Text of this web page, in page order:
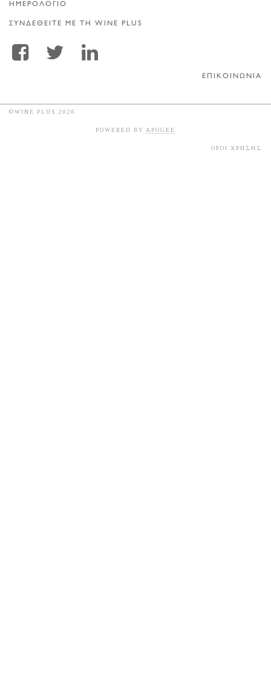
ΗΜΕΡΟΛΟΓΙΟ
ΣΥΝΔΕΘΕΙΤΕ ΜΕ ΤΗ WINE PLUS
ΕΠΙΚΟΙΝΩΝΙΑ
©WINE PLUS 2026
POWERED BY APOGEE
ΟΡΟΙ ΧΡΗΣΗΣ